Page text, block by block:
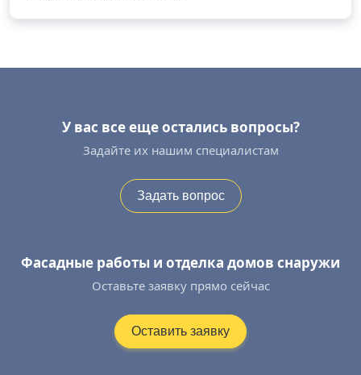
У вас все еще остались вопросы?
Задайте их нашим специалистам
Задать вопрос
Фасадные работы и отделка домов снаружи
Оставьте заявку прямо сейчас
Оставить заявку